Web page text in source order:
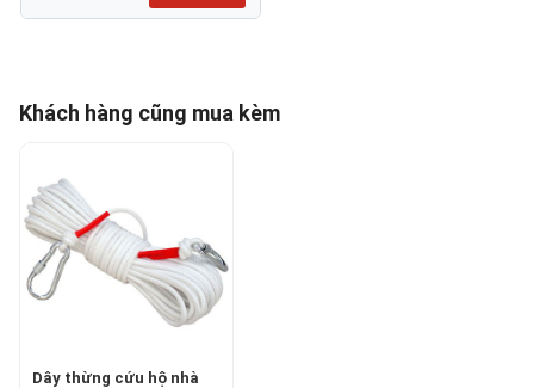
Khách hàng cũng mua kèm
Dây thừng cứu hộ nhà